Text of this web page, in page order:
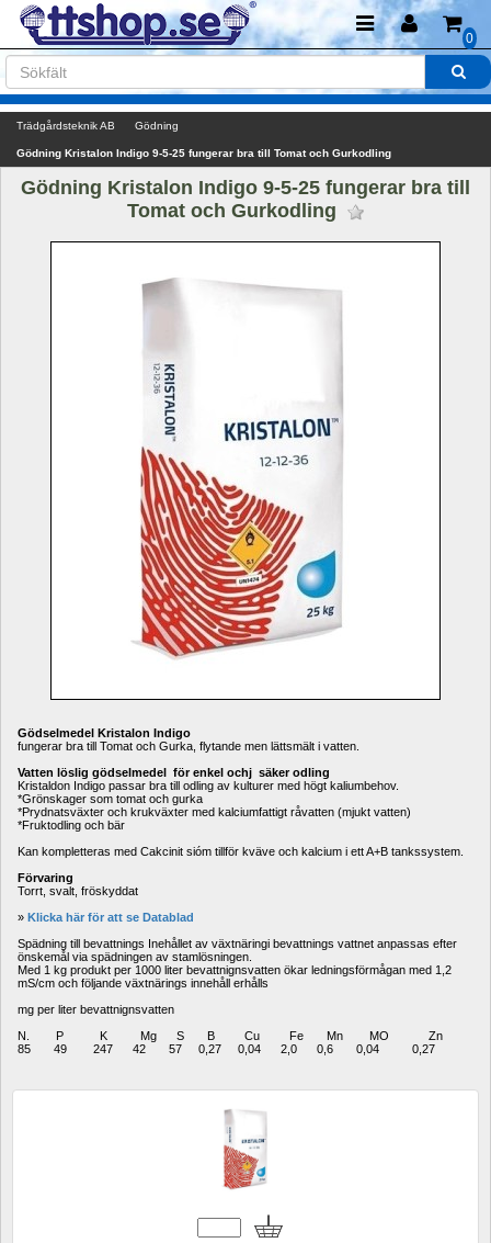
0
Trädgårdsteknik AB Gödning
Gödning Kristalon Indigo 9-5-25 fungerar bra till Tomat och Gurkodling
Gödning Kristalon Indigo 9-5-25 fungerar bra till
Tomat och Gurkodling
Gödselmedel Kristalon Indigo
fungerar bra till Tomat och Gurka, flytande men lättsmält i vatten.
Vatten löslig gödselmedel för enkel ochj säker odling
Kristaldon Indigo passar bra till odling av kulturer med högt kaliumbehov.
*Grönskager som tomat och gurka
*Prydnatsväxter och krukväxter med kalciumfattigt råvatten (mjukt vatten)
*Fruktodling och bär
Kan kompletteras med Cakcinit sióm tillför kväve och kalcium i ett A+B tankssystem.
Förvaring
Torrt, svalt, fröskyddat
» Klicka här för att se Datablad
Spädning till bevattnings Inehållet av växtnäringi bevattnings vattnet anpassas efter
önskemål via spädningen av stamlösningen.
Med 1 kg produkt per 1000 liter bevattnignsvatten ökar ledningsförmågan med 1,2
mS/cm och följande växtnärings innehåll erhålls
mg per liter bevattnignsvatten
N. P K Mg S B Cu Fe Mn MO Zn
85 49 247 42 57 0,27 0,04 2,0 0,6 0,04 0,27